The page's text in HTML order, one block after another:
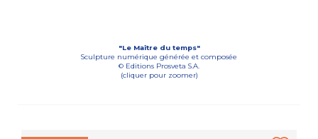
"Le Maître du temps"
Sculpture numérique générée et composée
© Editions Prosveta S.A.
(cliquer pour zoomer)